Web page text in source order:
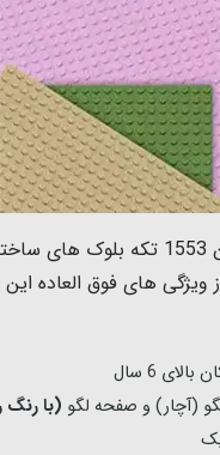
این اسباب بازی لگو با
های فوق العاده
6 سال
(آچار) و صفحه لگو (با رنگ